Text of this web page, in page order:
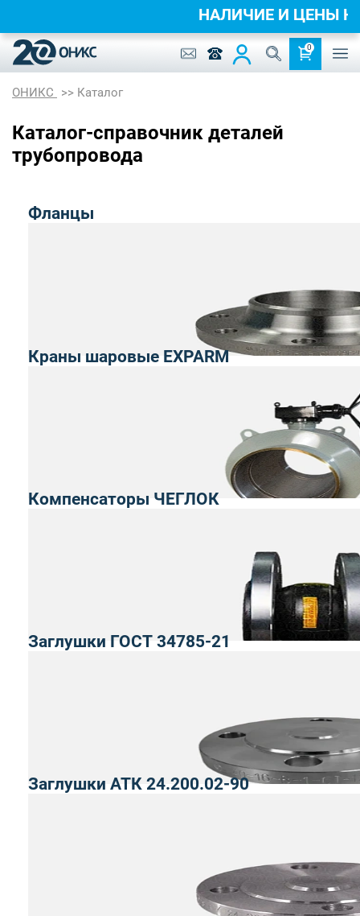
0
ОНИКС Каталог
Каталог-справочник деталей
трубопровода
Фланцы
Краны шаровые EXPARM
Компенсаторы ЧЕГЛОК
Заглушки ГОСТ 34785-21
Заглушки АТК 24.200.02-90
НАЛИЧИЕ И